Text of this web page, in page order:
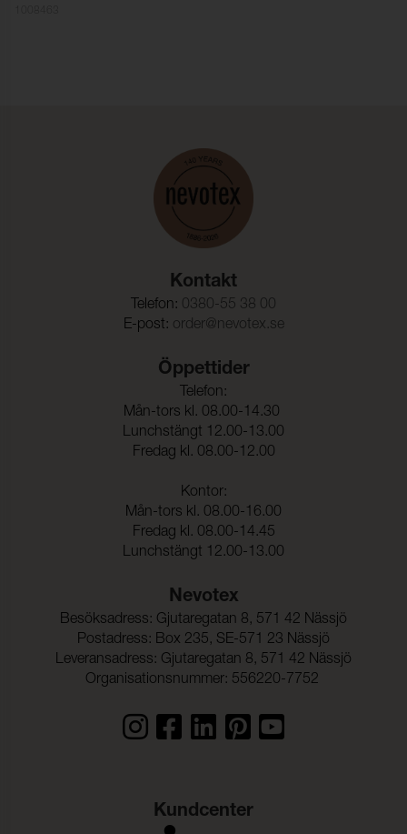
3,0 mm (ISO 13936-2)
2,5 mm (ISO 13936-2)
Dragbrottsgräns Varp: 1900 N (ISO 13934-1)
800 N (ISO 13934-1)
80 N (ISO 13937-3)
50 N (ISO 13937-3)
Dimensionsändring Varp:
Dimensionsändring Väft: 2 %
Kontakt
Telefon: 0380-55 38 00
E-post: order@nevotex.se
Öppettider
Telefon:
Mån-tors kl. 08.00-14.30
Lunchstängt 12.00-13.00
Fredag kl. 08.00-12.00
Kontor:
Mån-tors kl. 08.00-16.00
Fredag kl. 08.00-14.45
Lunchstängt 12.00-13.00
Nevotex
Besöksadress: Gjutaregatan 8, 571 42 Nässjö
Postadress: Box 235, SE-571 23 Nässjö
Leveransadress: Gjutaregatan 8, 571 42 Nässjö
Organisationsnummer: 556220-7752
Kundcenter